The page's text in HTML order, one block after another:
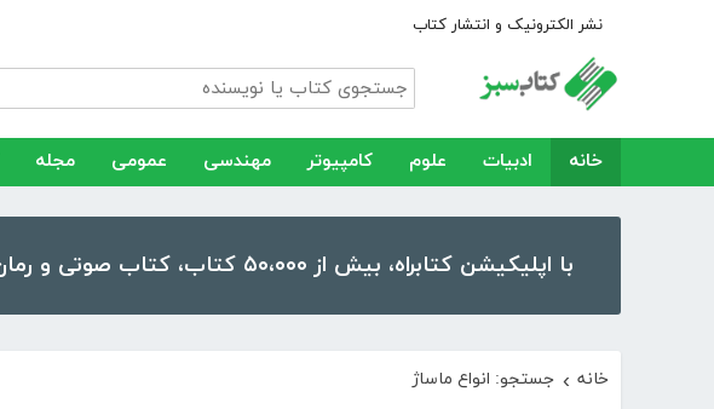
نشر الکترونیک و انتشار کتاب
خانه ادبیات علوم کامپیوتر مهندسی عمومی مجله
با اپلیکیشن کتابراه، بیش از ۵۰،۰۰۰ کتاب، کتاب صوتی و رمان را در موبایل و تبلت خود داشته باشید!
خانه › جستجو: انواع ماساژ